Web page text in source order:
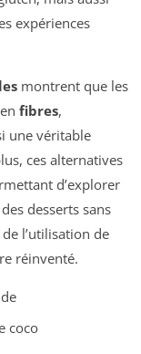
expériences
montrent que les
fibres,
une véritable
ces alternatives
d’explorer
desserts sans
l’utilisation de
réinventé.
coco